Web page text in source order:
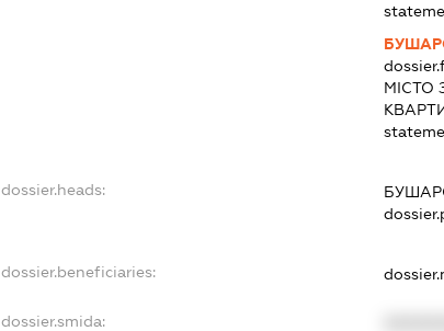
МІСТО
dossier.heads:
dossier.beneficiaries:
dossier.smida: